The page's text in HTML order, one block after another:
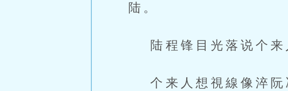
陆。
陆程锋目光落说个来
个来人想視線像淬阮